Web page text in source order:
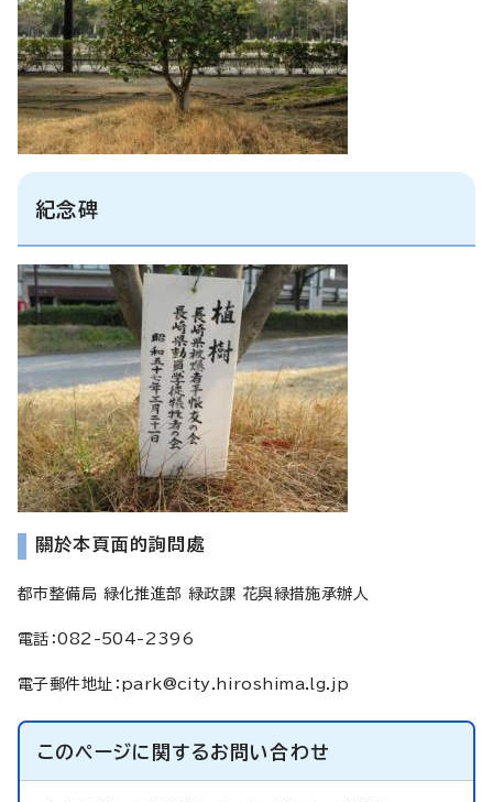
紀念碑
關於本頁面的詢問處
都市整備局 緑化推進部 緑政課 花與緑措施承辦人
電話：082-504-2396
電子郵件地址： park@city.hiroshima.lg.jp
このページに関するお問い合わせ